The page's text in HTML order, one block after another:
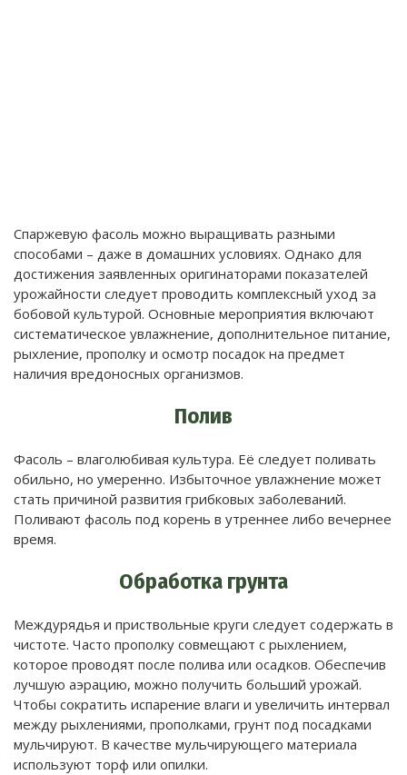
Спаржевую фасоль можно выращивать разными
способами – даже в домашних условиях. Однако для
достижения заявленных оригинаторами показателей
урожайности следует проводить комплексный уход за
бобовой культурой. Основные мероприятия включают
систематическое увлажнение, дополнительное питание,
рыхление, прополку и осмотр посадок на предмет
наличия вредоносных организмов.
Полив
Фасоль – влаголюбивая культура. Её следует поливать
обильно, но умеренно. Избыточное увлажнение может
стать причиной развития грибковых заболеваний.
Поливают фасоль под корень в утреннее либо вечернее
время.
Обработка грунта
Междурядья и приствольные круги следует содержать в
чистоте. Часто прополку совмещают с рыхлением,
которое проводят после полива или осадков. Обеспечив
лучшую аэрацию, можно получить больший урожай.
Чтобы сократить испарение влаги и увеличить интервал
между рыхлениями, прополками, грунт под посадками
мульчируют. В качестве мульчирующего материала
используют торф или опилки.